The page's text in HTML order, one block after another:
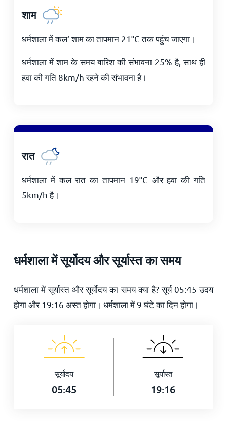
शाम
धर्मशाला में कल' शाम का तापमान 21°Cतक पहुंच जाएगा।
धर्मशाला में शाम के समय बारिश की संभावना 25% है, साथ ही
हवा की गति 8km/hरहने की संभावना है।
रात
धर्मशाला में कल रात का तापमान 19°C और हवा की गति
5km/hहै।
धर्मशाला में सूर्योदय और सूर्यास्त का समय
धर्मशाला में सूर्यास्त और सूर्योदय का समय क्या है? सूर्य05:45 उदय
होगा और19:16 अस्त होगा। धर्मशाला में 9घंटे का दिन होगा।
सूर्योदय
05:45
सूर्यास्त
19:16